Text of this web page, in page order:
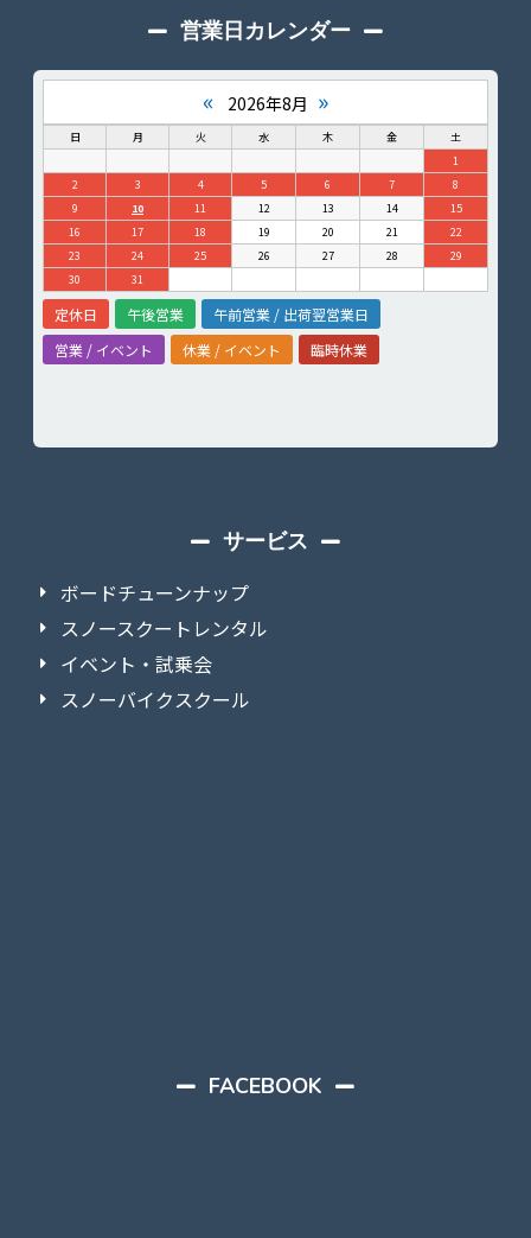
営業日カレンダー
« 2026年8月 »
日 月 火 水 木 金
土
1
2
3 4 5 6 7
8
9
10 11 12 13 14
15
16
17 18 19 20 21
22
23
24 25 26 27 28
29
30
31
定休日 午後営業
午前営業 / 出荷翌営業日
営業 / イベント
休業 / イベント 臨時休業
サービス
ボードチューンナップ
スノースクートレンタル
イベント・試乗会
スノーバイクスクール
FACEBOOK